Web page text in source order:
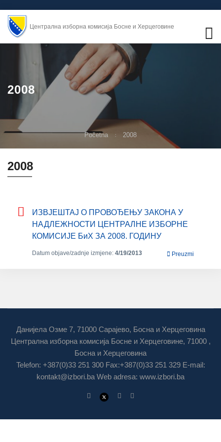
Централна изборна комисија Босне и Херцеговине
2008
Početna 2008
2008
ИЗВЈЕШТАЈ О ПРОВОЂЕЊУ ЗАКОНА У
НАДЛЕЖНОСТИ ЦЕНТРАЛНЕ ИЗБОРНЕ
КОМИСИЈЕ БиХ ЗА 2008. ГОДИНУ
Datum objave/zadnje izmjene: 4/19/2013 Preuzmi
Данијела Озме 7, 71000 Сарајево, Босна и Херцеговина
Централна изборна комисија Босне и Херцеговине, 71000 ,
Босна и Херцеговина
Telefon: +387(0)33 251 300 Fax:+387(0)33 251 329 E-mail:
kontakt@izbori.ba Web adresa: www.izbori.ba